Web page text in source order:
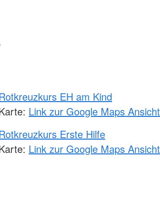
EH am Kind
Link zur Google Maps Ansicht
Erste Hilfe
Link zur Google Maps Ansicht